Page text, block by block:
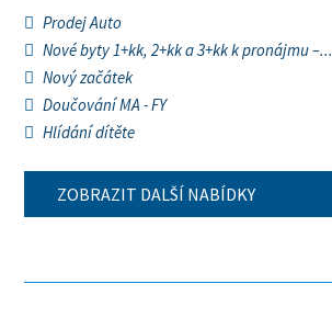
Prodej Auto
Nové byty 1+kk, 2+kk a 3+kk k pronájmu –...
Nový začátek
Doučování MA - FY
Hlídání dítěte
ZOBRAZIT DALŠÍ NABÍDKY